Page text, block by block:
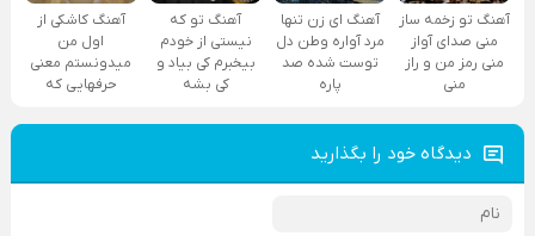
آهنگ تو زخمه ساز
منی صدای آواز
منی رمز من و راز
منی
آهنگ ای زن تنها
مرد آواره وطن دل
توست شده صد
پاره
آهنگ تو که
نیستی از خودم
بیخبرم کی بیاد و
کی بشه
آهنگ کاشکی از
اول من
میدونستم معنی
حرفهایی که
دیدگاه خود را بگذارید